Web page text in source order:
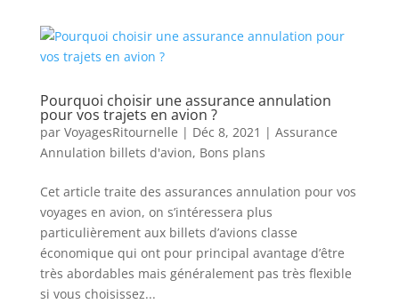
Pourquoi choisir une assurance annulation
pour vos trajets en avion ?
par VoyagesRitournelle | Déc 8, 2021 | Assurance
Annulation billets d'avion, Bons plans
Cet article traite des assurances annulation pour vos
voyages en avion, on s’intéressera plus
particulièrement aux billets d’avions classe
économique qui ont pour principal avantage d’être
très abordables mais généralement pas très flexible
si vous choisissez...